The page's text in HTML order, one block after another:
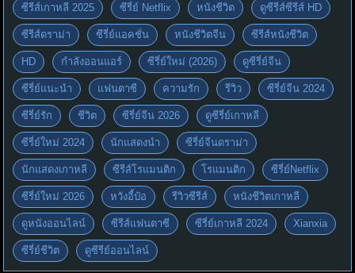
ซีรีส์เกาหลี 2025 ซีรี่ย์ Netflix หนังชีวิต ดูซีรีส์ซีรีส์ HD
ซีรีส์ดราม่า ซีรี่ย์แอคชั่น หนังชีวิตจีน ซีรีส์หนังชีวิต
HD กำลังออนแอร์ ซีรี่ย์ใหม่ (2026) ดูซีรี่ย์จีน
ซีรี่ย์แนะนำ แฟนตาซี ความรัก รีวิว ซีรี่ย์จีน 2024
ซีรี่ย์รัก ชีวิต ซีรี่ย์จีน 2026 ดูซีรี่ย์เกาหลี
ซีรี่ย์ใหม่ 2024 นักแสดงนำ ซีรี่ย์จีนดราม่า
นักแสดงเกาหลี ซีรีส์โรแมนติก โรแมนติก ซีรี่ย์Netflix
ซีรี่ย์ใหม่ 2026 หวังอี้ป๋อ รีวิวซีรีส์ หนังชีวิตเกาหลี
ดูหนังออนไลน์ ซีรีส์แฟนตาซี ซีรี่ย์เกาหลี 2024 Xianxia
ซีรี่ย์ชีวิต ดูซีรีย์ออนไลน์